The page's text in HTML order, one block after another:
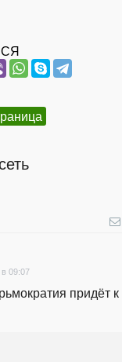
09:07
придёт